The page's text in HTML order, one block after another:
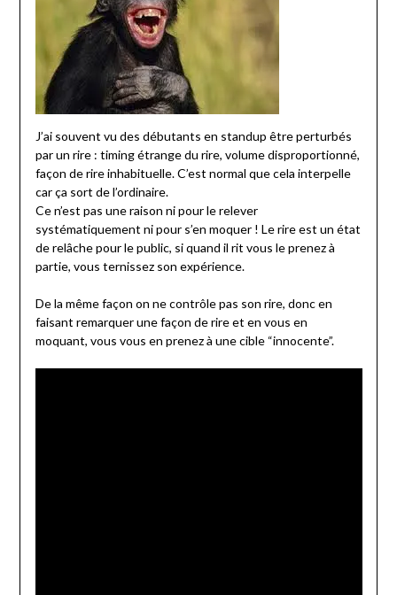
J’ai souvent vu des débutants en standup être perturbés
par un rire : timing étrange du rire, volume disproportionné,
façon de rire inhabituelle. C’est normal que cela interpelle
car ça sort de l’ordinaire.
Ce n’est pas une raison ni pour le relever
systématiquement ni pour s’en moquer ! Le rire est un état
de relâche pour le public, si quand il rit vous le prenez à
partie, vous ternissez son expérience.
De la même façon on ne contrôle pas son rire, donc en
faisant remarquer une façon de rire et en vous en
moquant, vous vous en prenez à une cible “innocente”.